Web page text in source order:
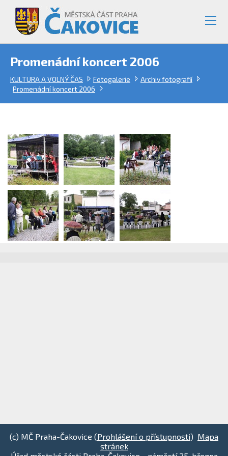
Promenádní koncert 2006
KULTURA A VOLNÝ ČAS Fotogalerie
Archiv fotografií
Promenádní koncert 2006
(c) MČ Praha-Čakovice (Prohlášení o přístupnosti) Mapa
stránek